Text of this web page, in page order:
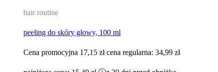
hair routine
peeling do skóry głowy, 100 ml
Cena promocyjna 17,15 zł cena regularna: 34,99 zł